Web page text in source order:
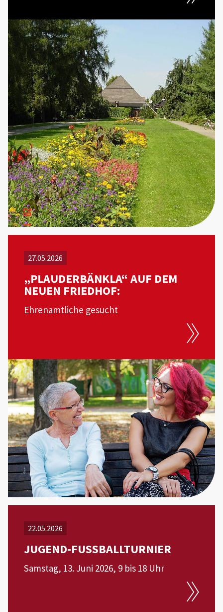
27.05.2026
„PLAUDERBÄNKLA“ AUF DEM
NEUEN FRIEDHOF:
Ehrenamtliche gesucht
22.05.2026
JUGEND-FUSSBALLTURNIER
Samstag, 13. Juni 2026, 9 bis 18 Uhr